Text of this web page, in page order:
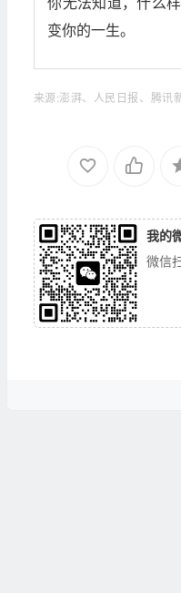
变你的一生。
来源:澎湃、人民日报、腾讯
我的
微信